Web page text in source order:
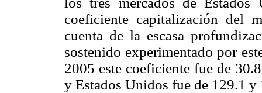
coeficiente capitalización del
cuenta de la escasa
sostenido experimentado por
2005 este coeficiente fue de
y Estados Unidos fue de 129.1